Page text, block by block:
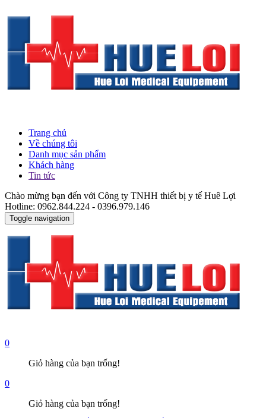
Trang chủ
Về chúng tôi
Danh mục sản phẩm
Khách hàng
Tin tức
Chào mừng bạn đến với Công ty TNHH thiết bị y tế Huê Lợi
Hotline: 0962.844.224 - 0396.979.146
Toggle navigation
0
Giỏ hàng của bạn trống!
0
Giỏ hàng của bạn trống!